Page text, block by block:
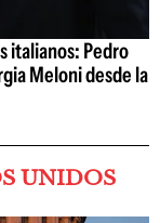
italianos: Pedro
Meloni desde la
UNIDOS